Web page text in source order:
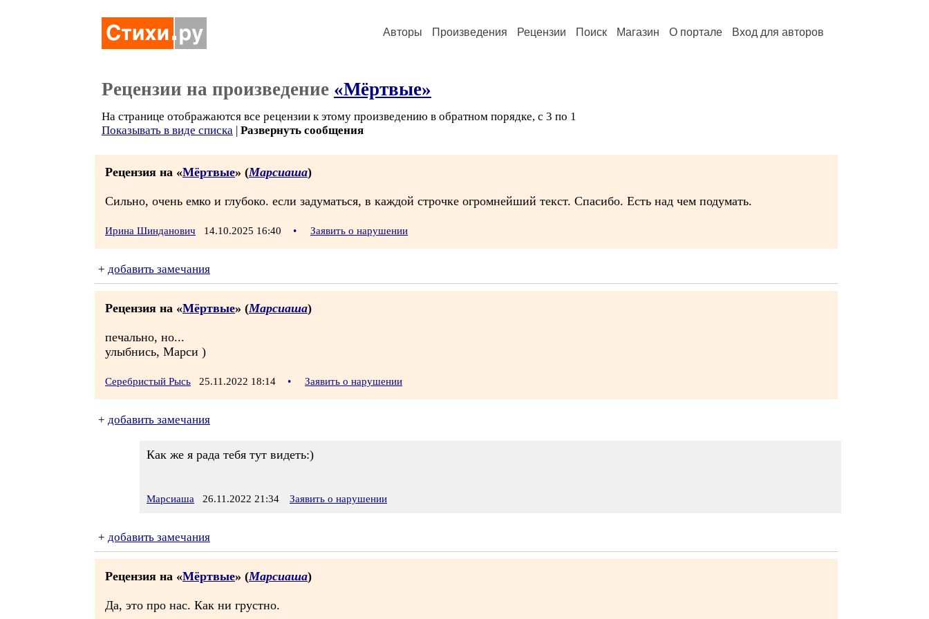
Авторы Произведения Рецензии Поиск Магазин О портале Вход для авторов
Рецензии на произведение «Мёртвые»
На странице отображаются все рецензии к этому произведению в обратном порядке, с 3 по 1
Показывать в виде списка | Развернуть сообщения
Рецензия на «Мёртвые» (Марсиаша)
Сильно, очень емко и глубоко. если задуматься, в каждой строчке огромнейший текст. Спасибо. Есть над чем подумать.
Ирина Шинданович 14.10.2025 16:40 • Заявить о нарушении
+ добавить замечания
Рецензия на «Мёртвые» (Марсиаша)
печально, но...
улыбнись, Марси )
Серебристый Рысь 25.11.2022 18:14 • Заявить о нарушении
+ добавить замечания
Как же я рада тебя тут видеть:)
Марсиаша 26.11.2022 21:34 Заявить о нарушении
+ добавить замечания
Рецензия на «Мёртвые» (Марсиаша)
Да, это про нас. Как ни грустно.